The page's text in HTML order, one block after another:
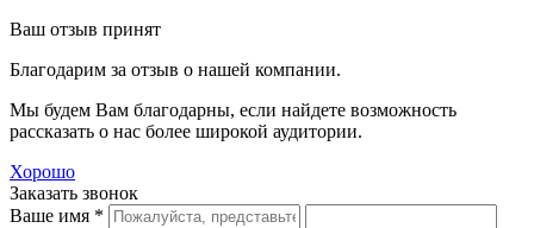
Ваш отзыв принят
Благодарим за отзыв о нашей компании.
Мы будем Вам благодарны, если найдете возможность
рассказать о нас более широкой аудитории.
Хорошо
Заказать звонок
Ваше имя *